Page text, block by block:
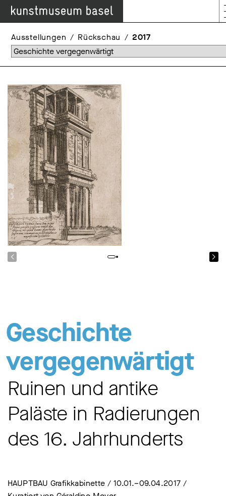
Ausstellungen Rückschau 2017
Geschichte
vergegenwärtigt
Ruinen und antike
Paläste in Radierungen
des 16. Jahrhunderts
HAUPTBAU Grafikkabinette / 10.01.–09.04.2017 /